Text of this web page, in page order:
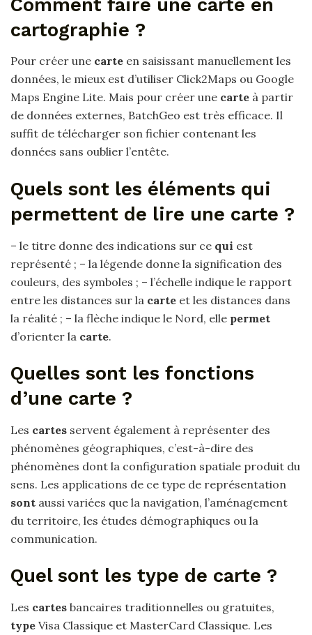
Comment faire une carte en
cartographie ?
Pour créer une carte en saisissant manuellement les
données, le mieux est d’utiliser Click2Maps ou Google
Maps Engine Lite. Mais pour créer une carte à partir
de données externes, BatchGeo est très efficace. Il
suffit de télécharger son fichier contenant les
données sans oublier l’entête.
Quels sont les éléments qui
permettent de lire une carte ?
– le titre donne des indications sur ce qui est
représenté ; – la légende donne la signification des
couleurs, des symboles ; – l’échelle indique le rapport
entre les distances sur la carte et les distances dans
la réalité ; – la flèche indique le Nord, elle permet
d’orienter la carte.
Quelles sont les fonctions
d’une carte ?
Les cartes servent également à représenter des
phénomènes géographiques, c’est-à-dire des
phénomènes dont la configuration spatiale produit du
sens. Les applications de ce type de représentation
sont aussi variées que la navigation, l’aménagement
du territoire, les études démographiques ou la
communication.
Quel sont les type de carte ?
Les cartes bancaires traditionnelles ou gratuites,
type Visa Classique et MasterCard Classique. Les